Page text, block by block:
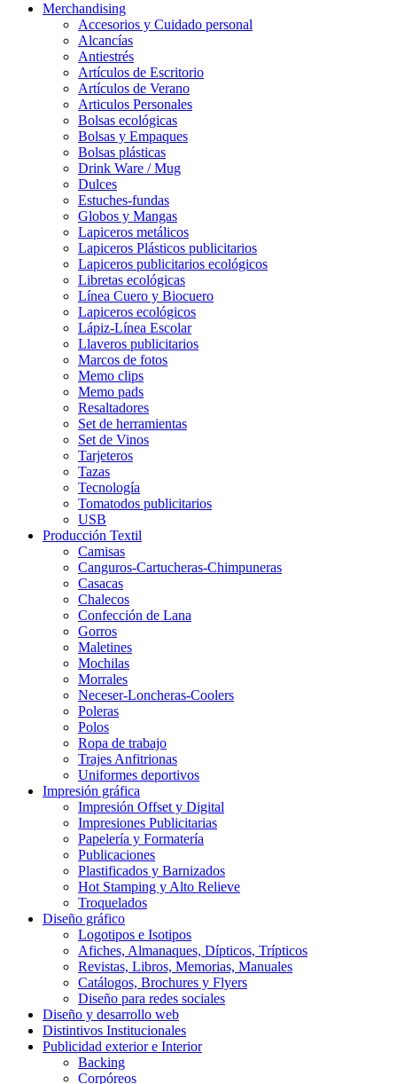
Merchandising
Accesorios y Cuidado personal
Alcancías
Antiestrés
Artículos de Escritorio
Artículos de Verano
Articulos Personales
Bolsas ecológicas
Bolsas y Empaques
Bolsas plásticas
Drink Ware / Mug
Dulces
Estuches-fundas
Globos y Mangas
Lapiceros metálicos
Lapiceros Plásticos publicitarios
Lapiceros publicitarios ecológicos
Libretas ecológicas
Línea Cuero y Biocuero
Lapiceros ecológicos
Lápiz-Línea Escolar
Llaveros publicitarios
Marcos de fotos
Memo clips
Memo pads
Resaltadores
Set de herramientas
Set de Vinos
Tarjeteros
Tazas
Tecnología
Tomatodos publicitarios
USB
Producción Textil
Camisas
Canguros-Cartucheras-Chimpuneras
Casacas
Chalecos
Confección de Lana
Gorros
Maletines
Mochilas
Morrales
Neceser-Loncheras-Coolers
Poleras
Polos
Ropa de trabajo
Trajes Anfitrionas
Uniformes deportivos
Impresión gráfica
Impresión Offset y Digital
Impresiones Publicitarias
Papelería y Formatería
Publicaciones
Plastificados y Barnizados
Hot Stamping y Alto Relieve
Troquelados
Diseño gráfico
Logotipos e Isotipos
Afiches, Almanaques, Dípticos, Trípticos
Revistas, Libros, Memorias, Manuales
Catálogos, Brochures y Flyers
Diseño para redes sociales
Diseño y desarrollo web
Distintivos Institucionales
Publicidad exterior e Interior
Backing
Corpóreos